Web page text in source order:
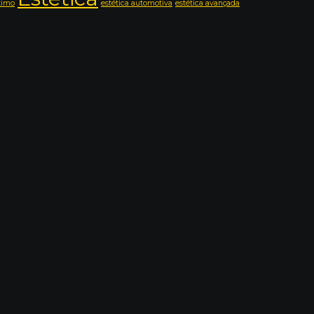
estética automotiva estética avançada